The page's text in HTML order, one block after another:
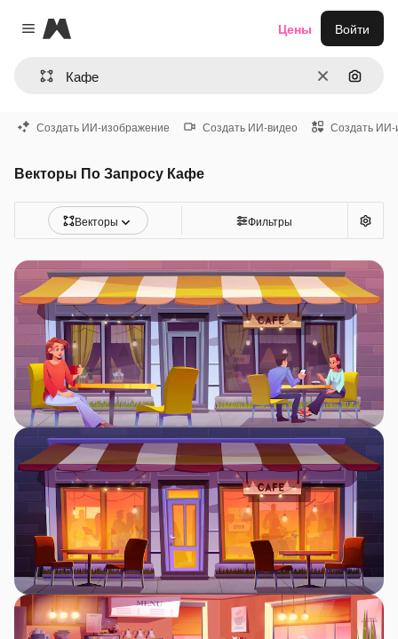
Close menu
Magnific
ОчиститьПоиск
Цены Войти
Создать ИИ-изображение Создать ИИ-видео Создать ИИ-
Векторы По Запросу Кафе
Векторы Фильтры